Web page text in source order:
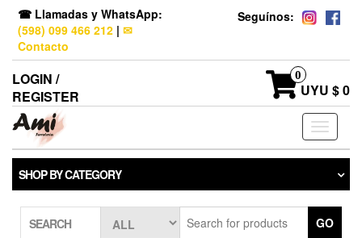
☎ Llamadas y WhatsApp:
(598) 099 466 212 | ✉
Contacto
Seguínos:
LOGIN /
REGISTER
0
UYU $ 0
Toggle
SHOP BY CATEGORY
SEARCH GO